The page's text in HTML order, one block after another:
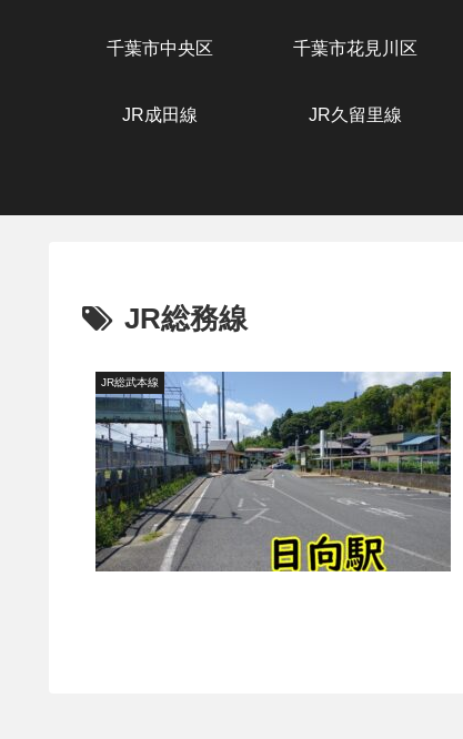
千葉市中央区 千葉市花見川区
JR成田線 JR久留里線
JR総務線
JR総武本線